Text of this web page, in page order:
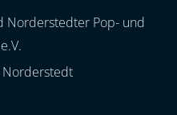
Norderstedter Pop- und